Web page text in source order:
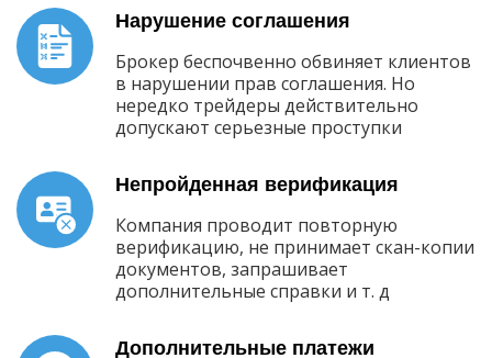
Нарушение соглашения
Брокер беспочвенно обвиняет клиентов
в нарушении прав соглашения. Но
нередко трейдеры действительно
допускают серьезные проступки
Непройденная верификация
Компания проводит повторную
верификацию, не принимает скан-копии
документов, запрашивает
дополнительные справки и т. д
Дополнительные платежи